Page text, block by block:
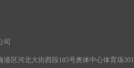
司
港区河北大街西段185号奥体中心体育场